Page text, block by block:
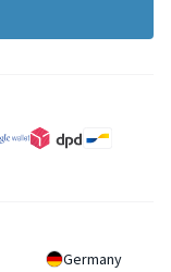
Germany